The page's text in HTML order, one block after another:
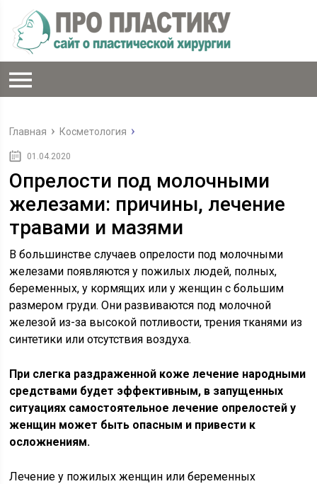
Главная Косметология
01.04.2020
Опрелости под молочными
железами: причины, лечение
травами и мазями
В большинстве случаев опрелости под молочными
железами появляются у пожилых людей, полных,
беременных, у кормящих или у женщин с большим
размером груди. Они развиваются под молочной
железой из-за высокой потливости, трения тканями из
синтетики или отсутствия воздуха.
При слегка раздраженной коже лечение народными
средствами будет эффективным, в запущенных
ситуациях самостоятельное лечение опрелостей у
женщин может быть опасным и привести к
осложнениям.
Лечение у пожилых женщин или беременных